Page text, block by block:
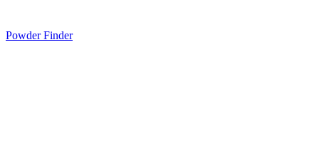
Powder Finder